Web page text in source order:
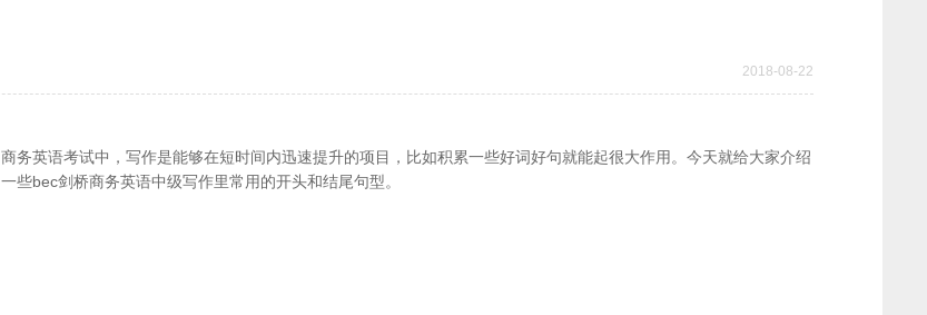
2018-08-22
商务英语考试中，写作是能够在短时间内迅速提升的项目，比如积累一些好词好句就能起很大作用。今天就给大家介绍
一些bec剑桥商务英语中级写作里常用的开头和结尾句型。